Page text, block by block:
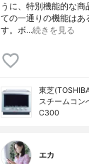
うに、特別機能的な
ての一通りの機能はあ
す。ボ…続きを見る
東芝
スチームコン
C300
エカ